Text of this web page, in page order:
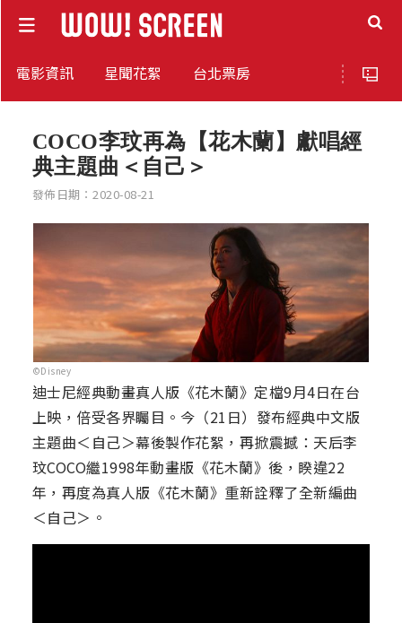
電影資訊 星聞花絮 台北票房
COCO李玟再為【花木蘭】獻唱經
典主題曲＜自己＞
發佈日期：2020-08-21
©Disney
迪士尼經典動畫真人版《花木蘭》定檔9月4日在台
上映，倍受各界矚目。今（21日）發布經典中文版
主題曲＜自己＞幕後製作花絮，再掀震撼：天后李
玟COCO繼1998年動畫版《花木蘭》後，睽違22
年，再度為真人版《花木蘭》重新詮釋了全新編曲
＜自己＞。